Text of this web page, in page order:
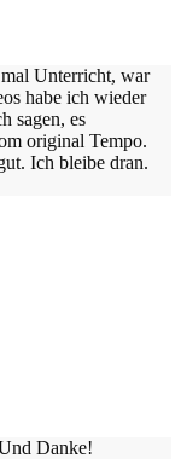
Unterricht, war
habe ich wieder
sagen, es
original Tempo.
Ich bleibe dran.
Danke!